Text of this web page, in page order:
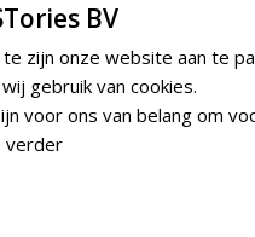
183 sec
BV
zijn onze website aan te
gebruik van cookies.
voor ons van belang om
verder